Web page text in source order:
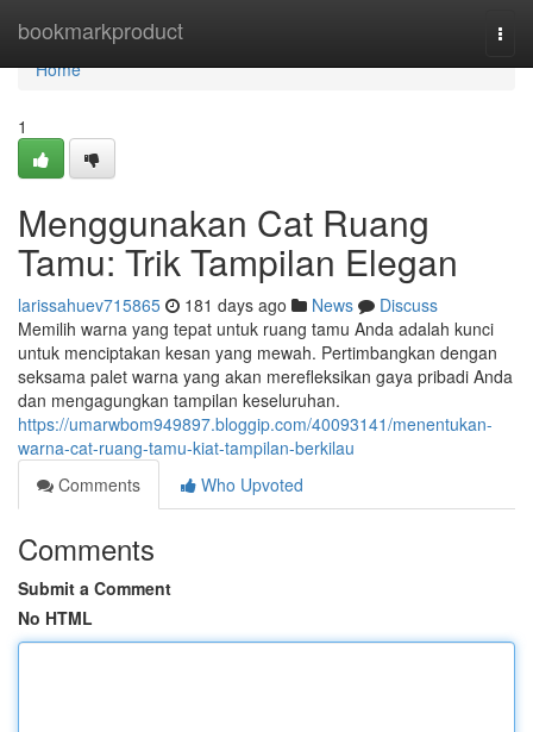
bookmarkproduct
Home
Home
1
Menggunakan Cat Ruang
Tamu: Trik Tampilan Elegan
larissahuev715865 181 days ago News
Discuss
Memilih warna yang tepat untuk ruang tamu Anda adalah kunci
untuk menciptakan kesan yang mewah. Pertimbangkan dengan
seksama palet warna yang akan merefleksikan gaya pribadi Anda
dan mengagungkan tampilan keseluruhan.
https://umarwbom949897.bloggip.com/40093141/menentukan-
warna-cat-ruang-tamu-kiat-tampilan-berkilau
Comments
Who Upvoted
Comments
Submit a Comment
No HTML